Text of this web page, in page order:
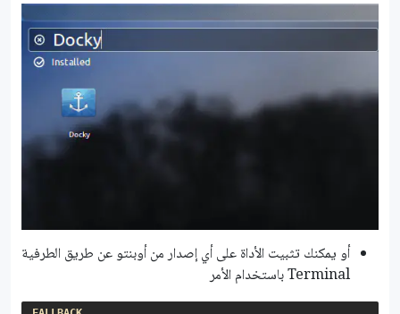
أو يمكنك تثبيت الأداة على أي إصدار من أوبنتو عن طريق الطرفية
Terminal باستخدام الأمر